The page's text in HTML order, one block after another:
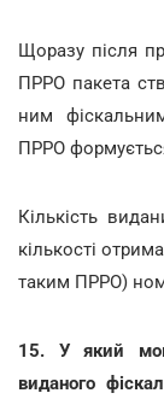
Щоразу після
ПРРО пакета
ним
ПРРО
Кількість
кількості
таким ПРРО)
15. У який
виданого